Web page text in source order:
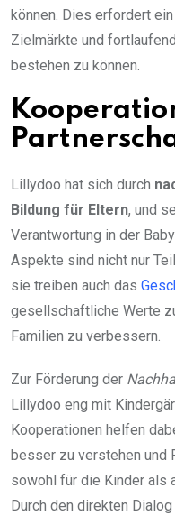
können. Dies erfordert
Zielmärkte und
bestehen zu können.
Lillydoo hat sich durch
Bildung für Eltern, und
Verantwortung in der
Aspekte sind nicht nur
sie treiben auch das
gesellschaftliche Werte
Familien zu verbessern.
Zur Förderung der
Lillydoo eng mit
Kooperationen helfen
besser zu verstehen und
sowohl für die Kinder als
Durch den direkten